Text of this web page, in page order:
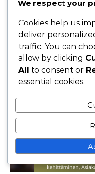
menestyä
We respect your
Cookies help us
deliver
traffic. You can
allow by clicking
All to consent or
essential cookies.